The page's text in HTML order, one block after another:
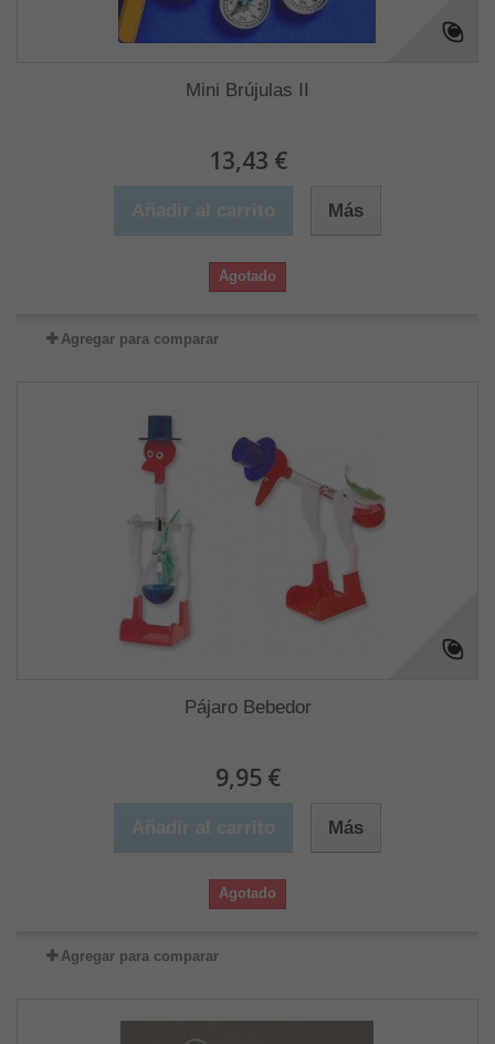
Mini Brújulas II
13,43 €
Más
Agotado
Agregar para comparar
Pájaro Bebedor
9,95 €
Más
Agotado
Agregar para comparar